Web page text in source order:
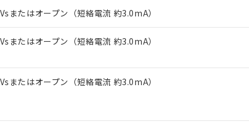
またはオープン（短絡電流 約3.0mA）
またはオープン（短絡電流 約3.0mA）
またはオープン（短絡電流 約3.0mA）
に対応日を記載しておりました。
在庫切替を完了していることから、特段のことがない限り、